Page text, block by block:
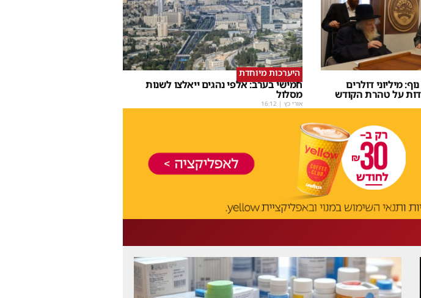
מיליוני דולרים
על טהרת הקודש
היערכות מיוחדת
חמישי בערב: אלפי נהגים ייאלצו לשנות
מסלול
אורי כץ |
16:12